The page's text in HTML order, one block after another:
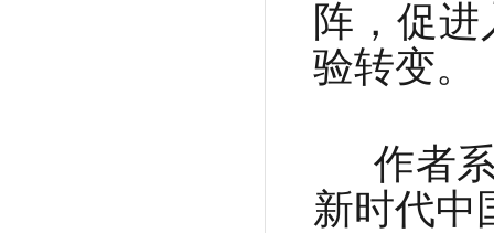
阵，促
验转变。
作者系
新时代中